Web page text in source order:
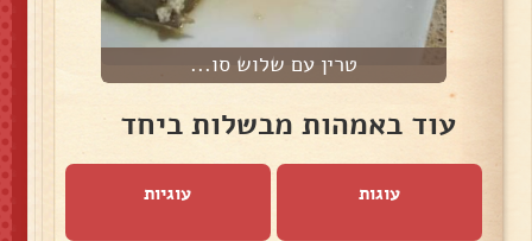
טרין עם שלוש סו...
עוד באמהות מבשלות ביחד
עוגות עוגיות